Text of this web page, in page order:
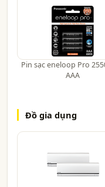
Pin sạc eneloop Pro
AAA
Đồ gia dụng